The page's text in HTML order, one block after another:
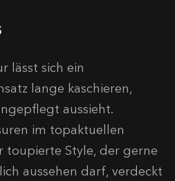
lässt sich ein
lange kaschieren,
aussieht.
im topaktuellen
toupierte Style, der gerne
aussehen darf, verdeckt